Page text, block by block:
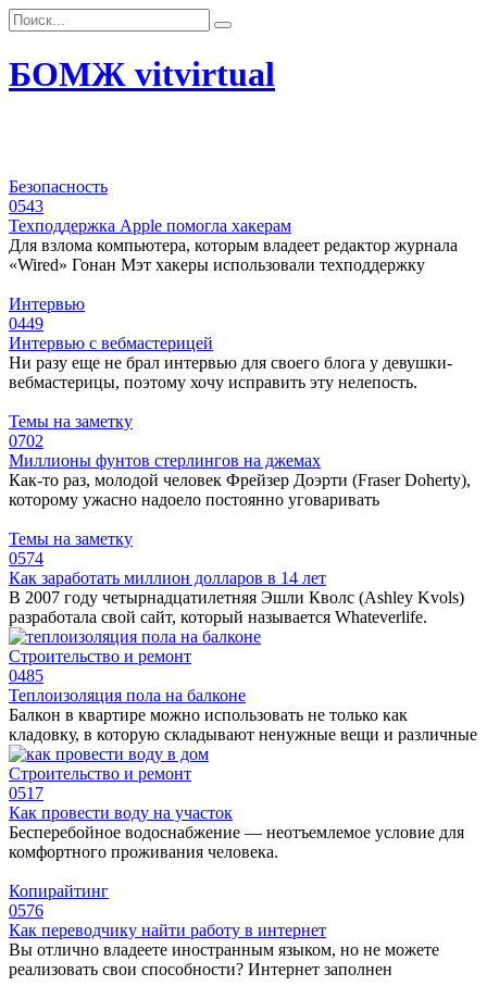
Перейти
к
Search
for:
БОМЖ vitvirtual
Безопасность
0543
Техподдержка Apple помогла хакерам
Для взлома компьютера, которым владеет редактор журнала
«Wired» Гонан Мэт хакеры использовали техподдержку
Интервью
0449
Интервью с вебмастерицей
Ни разу еще не брал интервью для своего блога у девушки-
вебмастерицы, поэтому хочу исправить эту нелепость.
Темы на заметку
0702
Миллионы фунтов стерлингов на джемах
Как-то раз, молодой человек Фрейзер Доэрти (Fraser Doherty),
которому ужасно надоело постоянно уговаривать
Темы на заметку
0574
Как заработать миллион долларов в 14 лет
В 2007 году четырнадцатилетняя Эшли Кволс (Ashley Kvols)
разработала свой сайт, который называется Whateverlife.
Строительство и ремонт
0485
Теплоизоляция пола на балконе
Балкон в квартире можно использовать не только как
кладовку, в которую складывают ненужные вещи и различные
Строительство и ремонт
0517
Как провести воду на участок
Бесперебойное водоснабжение — неотъемлемое условие для
комфортного проживания человека.
Копирайтинг
0576
Как переводчику найти работу в интернет
Вы отлично владеете иностранным языком, но не можете
реализовать свои способности? Интернет заполнен